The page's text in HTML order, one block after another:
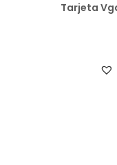
Tarjeta